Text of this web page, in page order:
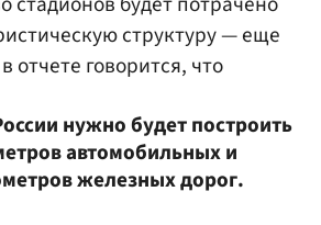
структуру — еще
отчете говорится, что
нужно будет построить
автомобильных и
железных дорог.